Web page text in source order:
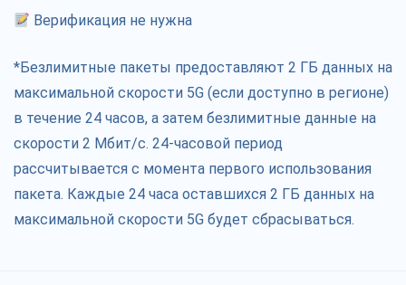
Верификация не нужна
*Безлимитные пакеты предоставляют 2 ГБ данных на
максимальной скорости 5G (если доступно в регионе)
в течение 24 часов, а затем безлимитные данные на
скорости 2 Мбит/с. 24-часовой период
рассчитывается с момента первого использования
пакета. Каждые 24 часа оставшихся 2 ГБ данных на
максимальной скорости 5G будет сбрасываться.